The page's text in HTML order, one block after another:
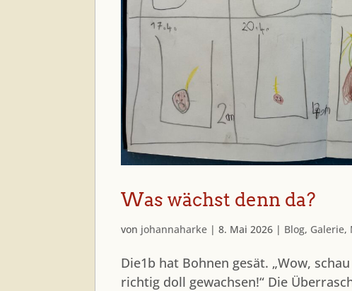
Was wächst denn da?
von johannaharke |8. Mai 2026 | Blog, Galerie,
Die1b hat Bohnen gesät. „Wow,
richtig doll gewachsen!“ Die